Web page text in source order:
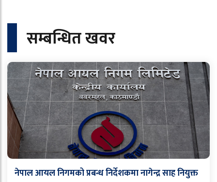
सम्बन्धित खवर
नेपाल आयल निगमको प्रबन्ध निर्देशकमा नागेन्द्र साह नियुक्त